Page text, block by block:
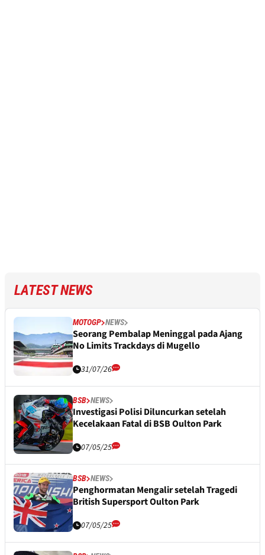
LATEST NEWS
MOTOGP NEWS
Seorang Pembalap Meninggal pada Ajang
No Limits Trackdays di Mugello
31/07/26
BSB NEWS
Investigasi Polisi Diluncurkan setelah
Kecelakaan Fatal di BSB Oulton Park
07/05/25
BSB NEWS
Penghormatan Mengalir setelah Tragedi
British Supersport Oulton Park
07/05/25